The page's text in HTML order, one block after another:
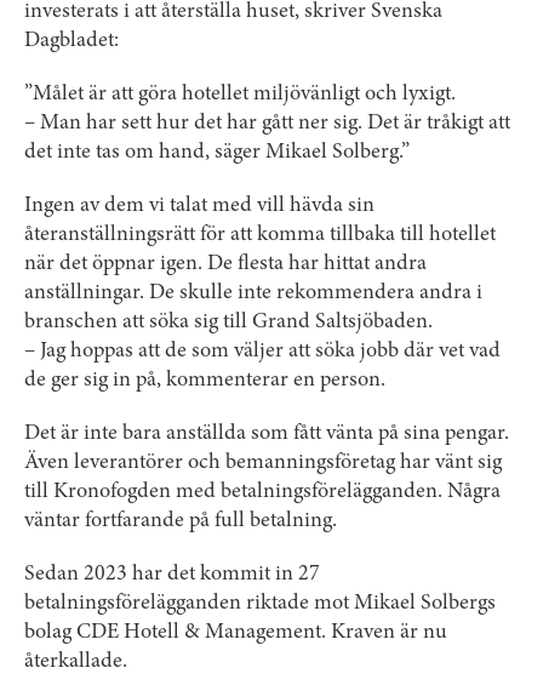
investerats i att återställa huset, skriver Svenska
Dagbladet:
”Målet är att göra hotellet miljövänligt och lyxigt.
– Man har sett hur det har gått ner sig. Det är tråkigt att
det inte tas om hand, säger Mikael Solberg.”
Ingen av dem vi talat med vill hävda sin
återanställningsrätt för att komma tillbaka till hotellet
när det öppnar igen. De flesta har hittat andra
anställningar. De skulle inte rekommendera andra i
branschen att söka sig till Grand Saltsjöbaden.
– Jag hoppas att de som väljer att söka jobb där vet vad
de ger sig in på, kommenterar en person.
Det är inte bara anställda som fått vänta på sina pengar.
Även leverantörer och bemanningsföretag har vänt sig
till Kronofogden med betalningsförelägganden. Några
väntar fortfarande på full betalning.
Sedan 2023 har det kommit in 27
betalningsförelägganden riktade mot Mikael Solbergs
bolag CDE Hotell & Management. Kraven är nu
återkallade.